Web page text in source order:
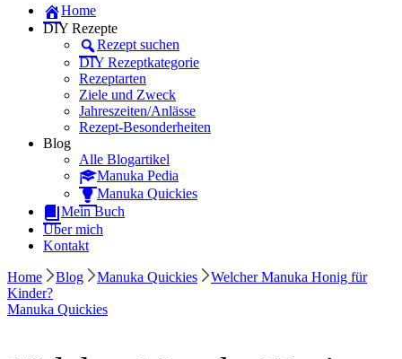
Manuka Magic – Natürlich schön:
Dein interaktiver DIY Beautyblog
Home
DIY Rezepte
Rezept suchen
DIY Rezeptkategorie
Rezeptarten
Ziele und Zweck
Jahreszeiten/Anlässe
Rezept-Besonderheiten
Blog
Alle Blogartikel
Manuka Pedia
Manuka Quickies
Mein Buch
Über mich
Kontakt
Home Blog Manuka Quickies
Welcher Manuka Honig für
Kinder?
Manuka Quickies